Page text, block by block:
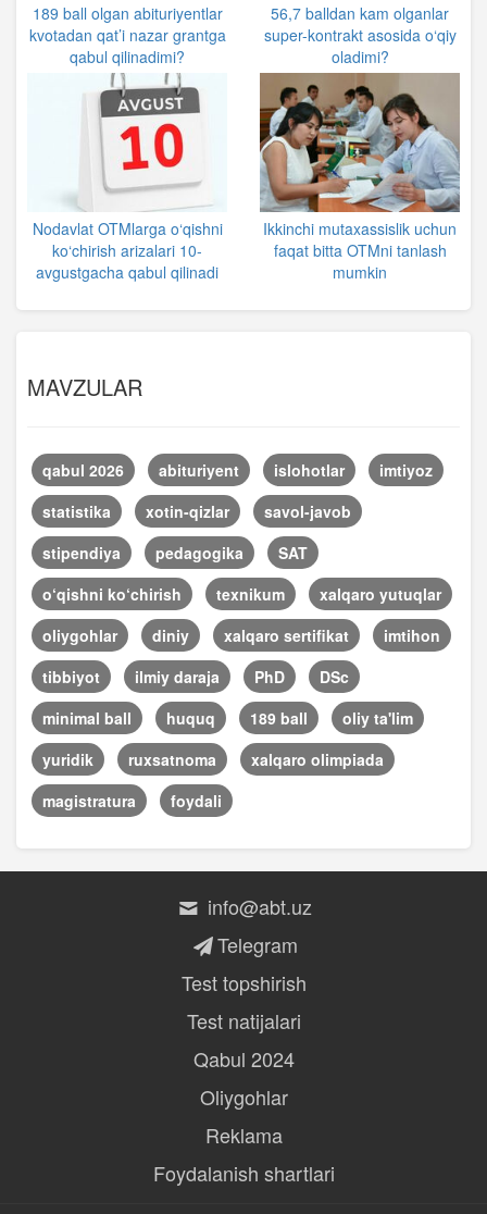
189 ball olgan abituriyentlar
kvotadan qat’i nazar grantga
qabul qilinadimi?
56,7 balldan kam olganlar
super-kontrakt asosida o‘qiy
oladimi?
Nodavlat OTMlarga o‘qishni
ko‘chirish arizalari 10-
avgustgacha qabul qilinadi
Ikkinchi mutaxassislik uchun
faqat bitta OTMni tanlash
mumkin
MAVZULAR
qabul 2026 abituriyent islohotlar
imtiyoz
statistika
xotin-qizlar
savol-javob
stipendiya
pedagogika
SAT
o‘qishni ko‘chirish
texnikum
xalqaro yutuqlar
oliygohlar
diniy xalqaro sertifikat
imtihon
tibbiyot
ilmiy daraja PhD
DSc
minimal ball
huquq 189 ball
oliy ta'lim
yuridik
ruxsatnoma
xalqaro olimpiada
magistratura
foydali
info@abt.uz
Telegram
Test topshirish
Test natijalari
Qabul 2024
Oliygohlar
Reklama
Foydalanish shartlari